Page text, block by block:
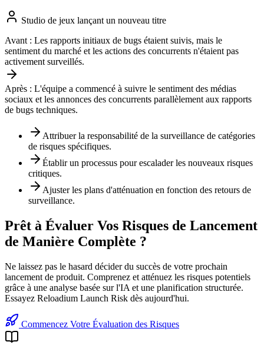
Studio de jeux lançant un nouveau titre
Avant : Les rapports initiaux de bugs étaient suivis, mais le
sentiment du marché et les actions des concurrents n'étaient pas
activement surveillés.
Après : L'équipe a commencé à suivre le sentiment des médias
sociaux et les annonces des concurrents parallèlement aux rapports
de bugs techniques.
Attribuer la responsabilité de la surveillance de catégories
de risques spécifiques.
Établir un processus pour escalader les nouveaux risques
critiques.
Ajuster les plans d'atténuation en fonction des retours de
surveillance.
Prêt à Évaluer Vos Risques de Lancement
de Manière Complète ?
Ne laissez pas le hasard décider du succès de votre prochain
lancement de produit. Comprenez et atténuez les risques potentiels
grâce à une analyse basée sur l'IA et une planification structurée.
Essayez Reloadium Launch Risk dès aujourd'hui.
Commencez Votre Évaluation des Risques